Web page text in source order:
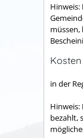
Hinweis:
müssen,
Kosten
in der
Hinweis:
bezahlt,